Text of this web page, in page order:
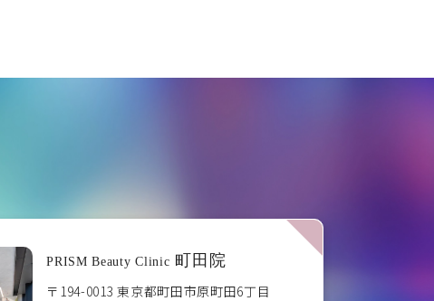
PRISM Beauty Clinic 町田院
〒194-0013 東京都町田市原町田6丁目